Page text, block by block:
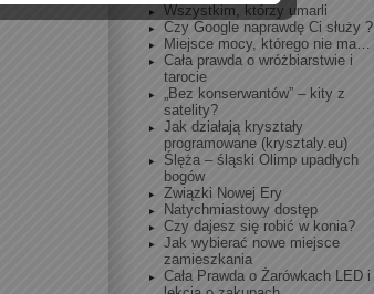
Wszystkim, którzy umarli
Czy Google naprawdę Ci służy ?
Miejsce mocy, którego nie ma…
Cała prawda o wróżbiarstwie i
tarocie
„Bez konserwantów” – kity z
satelity?
Jak działają kryształy
programowane (krysztaly.eu)
Ślęża – śląski Olimp upadłych
bogów
Związki Nowej Ery
Natychmiastowy dostęp
Czy dajesz się robić w konia?
Jak wybierać nowe miejsce
zamieszkania
Cała Prawda o Żarówkach LED i